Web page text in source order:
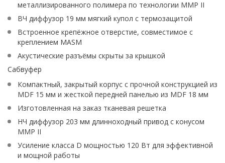
металлизированного полимера по технологии MMP II
ВЧ диффузор 19 мм мягкий купол с термозащитой
Встроенное крепёжное отверстие, совместимое с
креплением MASM
Акустические разъёмы скрыты за крышкой
Сабвуфер
Компактный, закрытый корпус с прочной конструкцией из
MDF 15 мм и жесткой передней панелью из MDF 18 мм
Изготовленная на заказ тканевая решетка
НЧ диффузор 203 мм длинноходный привод с конусом
MMP II
Усиление класса D мощностью 120 Вт для эффективной
и мощной работы